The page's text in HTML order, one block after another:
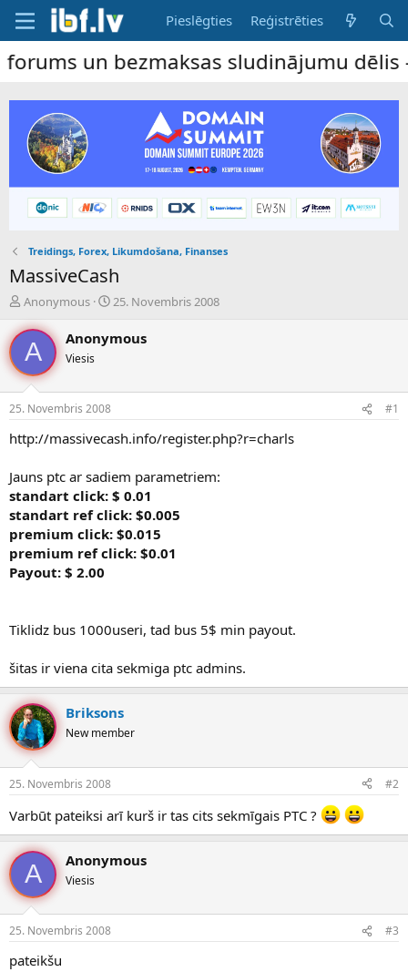
Pieslēgties Reģistrēties
un bezmaksas sludinājumu dēlis –
Treidings, Forex, Likumdošana, Finanses
MassiveCash
P
v
e
d
i
n
a
u
s
ā
c
ē
s
Anonymous
S
k
a
u
s
25. Novembris 2008
A Anonymous
Viesis
25. Novembris 2008 #1
http://massivecash.info/register.php?r=charls
Jauns ptc ar sadiem parametriem:
standart click: $ 0.01
standart ref click: $0.005
premium click: $0.015
premium ref click: $0.01
Payout: $ 2.00
Tiklidz bus 1000useri, tad bus 5$ min payout.
šitas ir viena cita sekmiga ptc admins.
Briksons
New member
25. Novembris 2008 #2
Varbūt pateiksi arī kurš ir tas cits sekmīgais PTC ?
A Anonymous
Viesis
25. Novembris 2008 #3
pateikšu